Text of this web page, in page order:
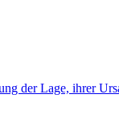
der Lage, ihrer